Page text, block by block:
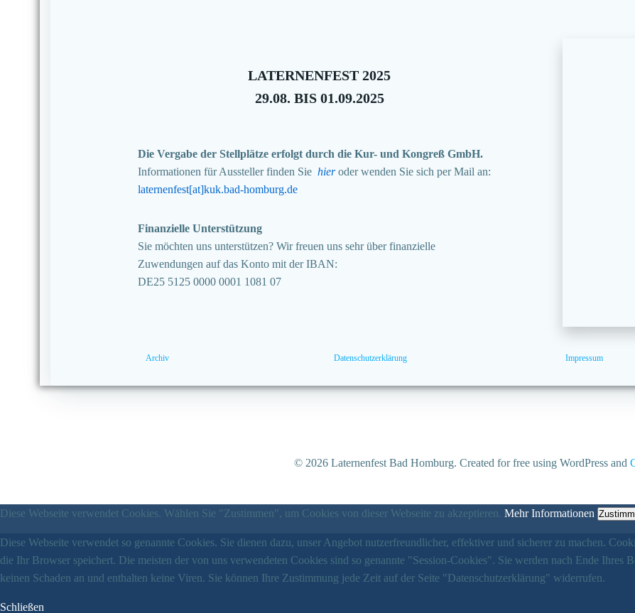
LATERNENFEST 2025
29.08. BIS 01.09.2025
Die Vergabe der Stellplätze erfolgt durch die Kur- und Kongreß GmbH.
Informationen für Aussteller finden Sie hieroder wenden Sie sich per Mail an:
laternenfest[at]kuk.bad-homburg.de
Finanzielle Unterstützung
Sie möchten uns unterstützen? Wir freuen uns sehr über finanzielle
Zuwendungen auf das Konto mit der IBAN:
DE25 5125 0000 0001 1081 07
Archiv Datenschutzerklärung Impressum
© 2026 Laternenfest Bad Homburg. Created for free using WordPress and
Diese Webseite verwendet Cookies. Wählen Sie "Zustimmen", um Cookies von dieser Webseite zu akzeptieren. Mehr Informationen
Diese Webseite verwendet so genannte Cookies. Sie dienen dazu, unser Angebot nutzerfreundlicher, effektiver und sicherer zu machen.
die Ihr Browser speichert. Die meisten der von uns verwendeten Cookies sind so genannte "Session-Cookies". Sie werden nach Ende Ihres
keinen Schaden an und enthalten keine Viren. Sie können Ihre Zustimmung jede Zeit auf der Seite "Datenschutzerklärung" widerrufen.
Schließen